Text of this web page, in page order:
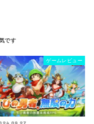
ゲームレビュー